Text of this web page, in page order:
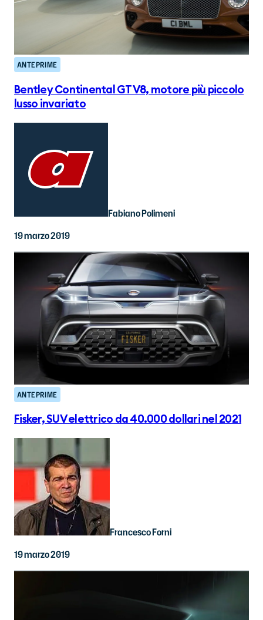
ANTEPRIME
Bentley Continental GT V8, motore più piccolo
lusso invariato
Fabiano Polimeni
19 marzo 2019
ANTEPRIME
Fisker, SUV elettrico da 40.000 dollari nel 2021
Francesco Forni
19 marzo 2019